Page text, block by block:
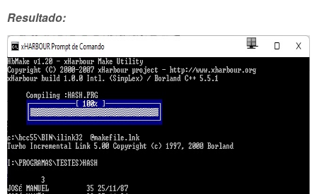
Resultado: